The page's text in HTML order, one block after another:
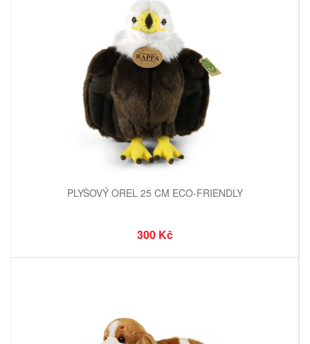
PLYŠOVÝ OREL 25 CM ECO-FRIENDLY
300 Kč